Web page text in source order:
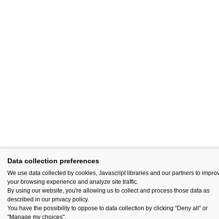
Data collection preferences
We use data collected by cookies, Javascript libraries and our partners to
your browsing experience and analyze site traffic.
By using our website, you're allowing us to collect and process those data as
described in our privacy policy.
You have the possibility to oppose to data collection by clicking "Deny all" or
"Manage my choices".